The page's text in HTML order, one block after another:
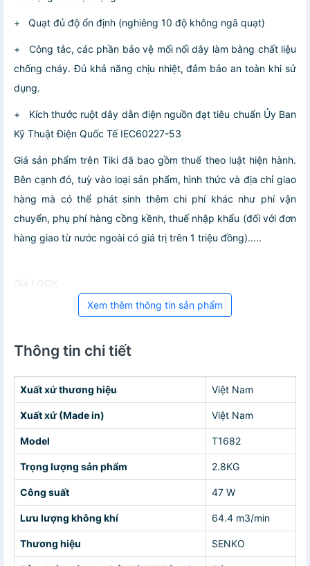
+ Quạt đủ độ ổn định (nghiêng 10 độ không ngã quạt)
+ Công tắc, các phần bảo vệ mối nối dây làm bằng chất liệu
chống cháy. Đủ khả năng chịu nhiệt, đảm bảo an toàn khi sử
dụng.
+ Kích thước ruột dây dẫn điện nguồn đạt tiêu chuẩn Ủy Ban
Kỹ Thuật Điện Quốc Tế IEC60227-53
Giá sản phẩm trên Tiki đã bao gồm thuế theo luật hiện hành.
Bên cạnh đó, tuỳ vào loại sản phẩm, hình thức và địa chỉ giao
hàng mà có thể phát sinh thêm chi phí khác như phí vận
chuyển, phụ phí hàng cồng kềnh, thuế nhập khẩu (đối với đơn
hàng giao từ nước ngoài có giá trị trên 1 triệu đồng).....
Giá LOOK
Xem thêm thông tin sản phẩm
Thông tin chi tiết
Xuất xứ thương hiệu Việt Nam
Xuất xứ (Made in) Việt Nam
Model T1682
Trọng lượng sản phẩm 2.8KG
Công suất 47 W
Lưu lượng không khí 64.4 m3/min
Thương hiệu SENKO